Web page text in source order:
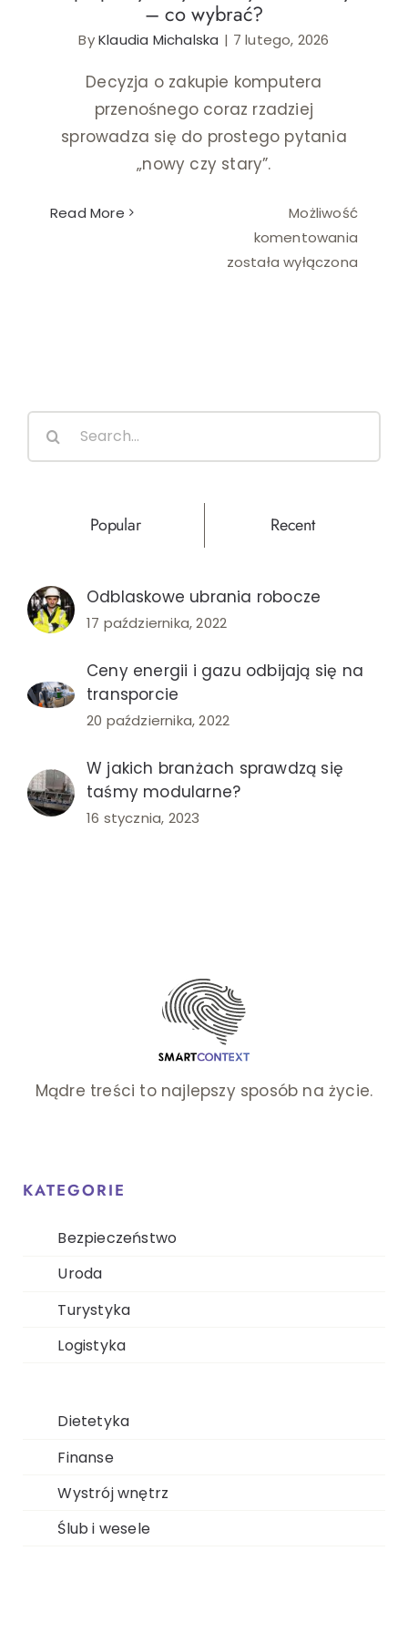
Ślub i wesele
Wystrój wnętrz
– co wybrać?
ByKlaudia Michalska | 7 lutego, 2026
Decyzja o zakupie komputera
przenośnego coraz rzadziej
sprowadza się do prostego pytania
„nowy czy stary”.
Read More
Możliwość
komentowania
została wyłączona
Popular Recent
Odblaskowe ubrania robocze
17 października, 2022
Ceny energii i gazu odbijają się na
transporcie
20 października, 2022
W jakich branżach sprawdzą się
taśmy modularne?
16 stycznia, 2023
Mądre treści to najlepszy sposób na życie.
KATEGORIE
Bezpieczeństwo
Uroda
Turystyka
Logistyka
Dietetyka
Finanse
Wystrój wnętrz
Ślub i wesele